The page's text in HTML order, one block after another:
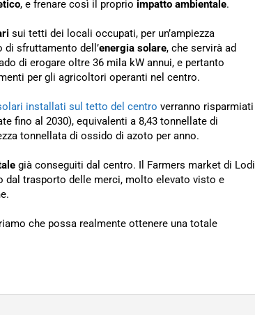
, e frenare così il proprio impatto ambientale.
sui tetti dei locali occupati, per un’ampiezza
sfruttamento dell’energia solare, che servirà ad
di erogare oltre 36 mila kW annui, e pertanto
per gli agricoltori operanti nel centro.
installati sul tetto del centro verranno risparmiati
fino al 2030), equivalenti a 8,43 tonnellate di
tonnellata di ossido di azoto per anno.
già conseguiti dal centro. Il Farmers market di Lodi
dal trasporto delle merci, molto elevato visto e
che possa realmente ottenere una totale